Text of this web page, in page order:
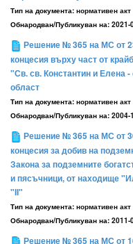
Тип на документа: нормативен акт
Обнародван/Публикуван на: 2021-
Решение № 365 на МС от
концесия върху част от
"Св. св. Константин и Елена
област
Тип на документа: нормативен акт
Обнародван/Публикуван на: 2004-
Решение № 365 на МС от
концесия за добив на
Закона за подземните
и пясъчници, от находище
"II"
Тип на документа: нормативен акт
Обнародван/Публикуван на: 2011-
Решение № 365 на МС от